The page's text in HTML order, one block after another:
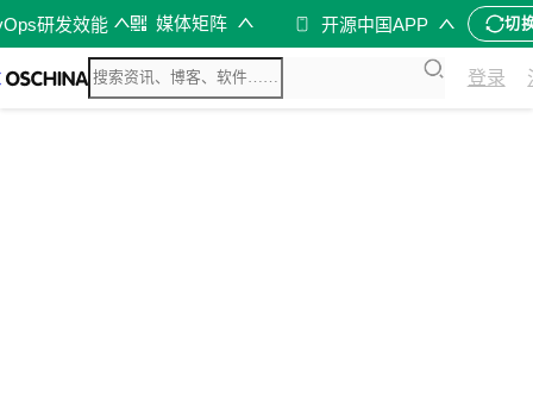
研发效能 媒体矩阵 开源中国APP 切
登录